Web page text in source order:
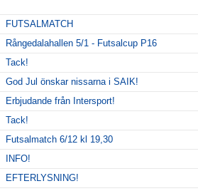
FUTSALMATCH
Rångedalahallen 5/1 - Futsalcup P16
Tack!
God Jul önskar nissarna i SAIK!
Erbjudande från Intersport!
Tack!
Futsalmatch 6/12 kl 19,30
INFO!
EFTERLYSNING!